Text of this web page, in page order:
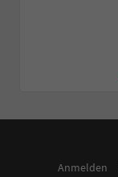
Anmelden